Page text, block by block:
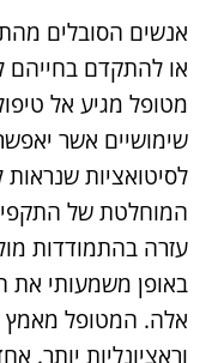
אנשים הסובלים
או להתקדם בחייהם
מטופל מגיע אל
שימושיים אשר
לסיטואציות שנראות
המוחלטת של התקפי
עזרה בהתמודדות
באופן משמעותי את
אלה. המטופל מאמץ
וראציונליות יותר.